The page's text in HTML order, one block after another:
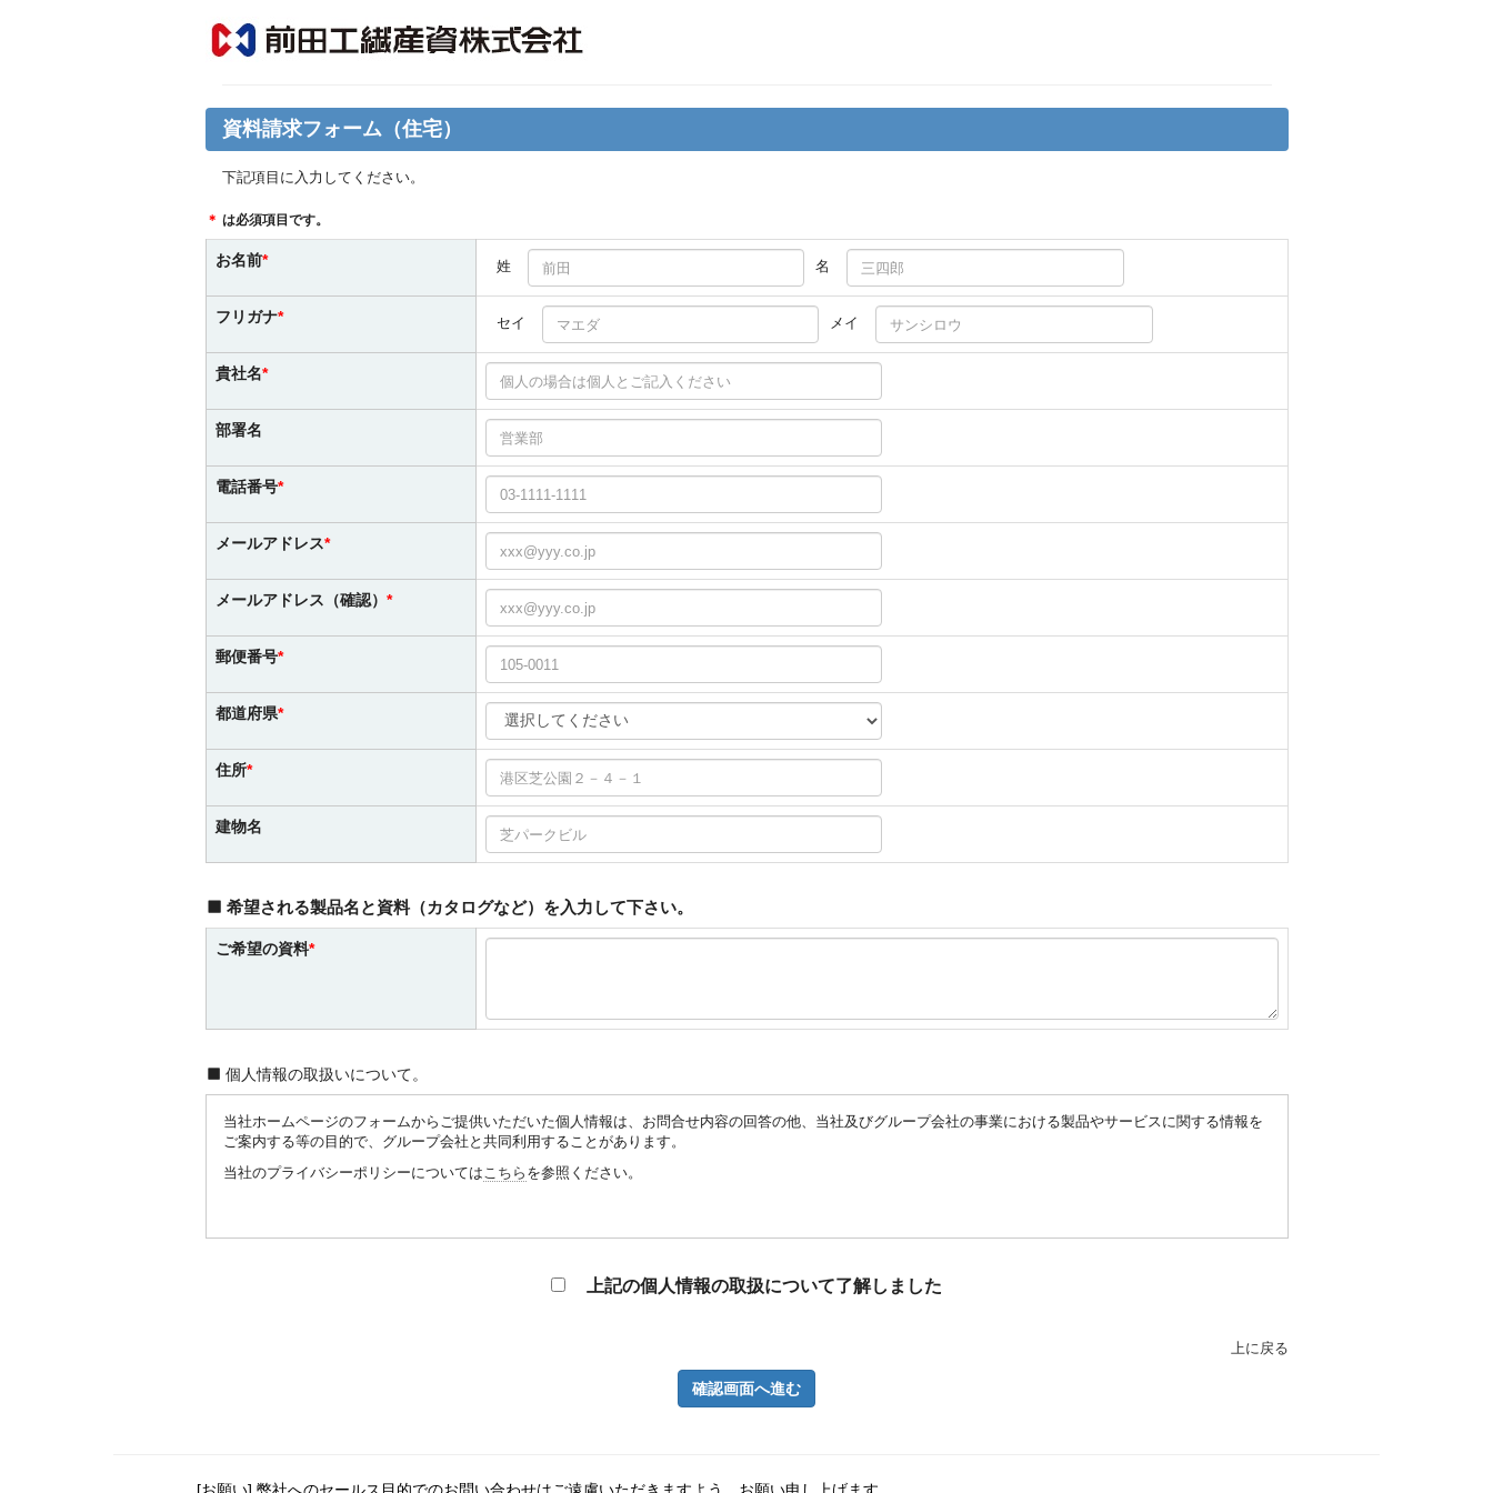
資料請求フォーム（住宅）
下記項目に入力してください。
＊ は必須項目です。
お名前 姓 名
フリガナ セイ メイ
貴社名
部署名
電話番号
メールアドレス
メールアドレス（確認）
郵便番号
都道府県
住所
建物名
希望される製品名と資料（カタログなど）を入力して下さい。
ご希望の資料
個人情報の取扱いについて。
当社ホームページのフォームからご提供いただいた個人情報は、お問合せ内容の回答の他、当社及びグループ会社の事業における製品やサービスに関する情報を
ご案内する等の目的で、グループ会社と共同利用することがあります。
当社のプライバシーポリシーについてはこちら を参照ください。
上記の個人情報の取扱について了解しました
上に戻る
確認画面へ進む